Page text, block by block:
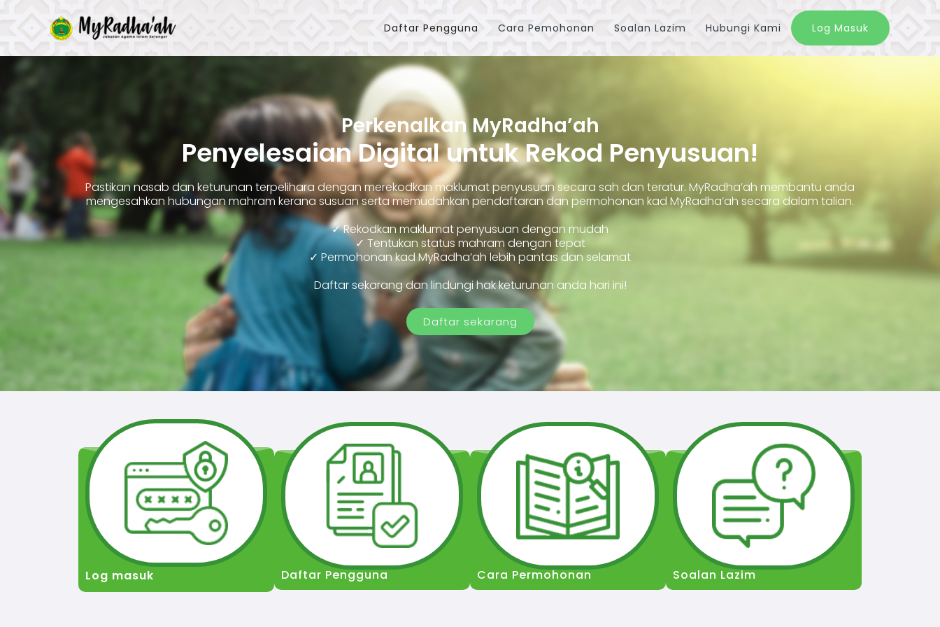
Skip
to
content
Daftar Pengguna Cara Pemohonan Soalan Lazim Hubungi Kami Log Masuk
Perkenalkan MyRadha’ah
Penyelesaian Digital untuk Rekod Penyusuan!
Pastikan nasab dan keturunan terpelihara dengan merekodkan maklumat penyusuan secara sah dan teratur. MyRadha’ah membantu anda
mengesahkan hubungan mahram kerana susuan serta memudahkan pendaftaran dan permohonan kad MyRadha’ah secara dalam talian.
✓ Rekodkan maklumat penyusuan dengan mudah
✓ Tentukan status mahram dengan tepat
✓ Permohonan kad MyRadha’ah lebih pantas dan selamat
Daftar sekarang dan lindungi hak keturunan anda hari ini!
Daftar sekarang
Log masuk Daftar Pengguna Cara Permohonan Soalan Lazim